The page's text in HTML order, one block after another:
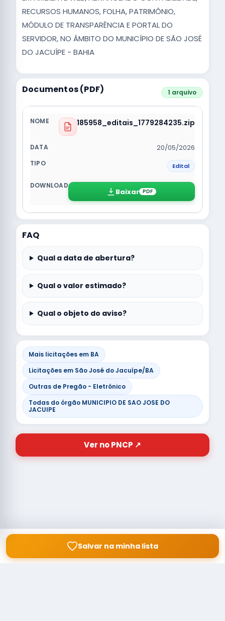
RECURSOS HUMANOS, FOLHA, PATRIMÔNIO,
MÓDULO DE TRANSPARÊNCIA E PORTAL DO
SERVIDOR, NO ÂMBITO DO MUNICÍPIO DE SÃO JOSÉ
DO JACUÍPE - BAHIA
Documentos (PDF) 1 arquivo
185958_editais_1779284235.zip
20/05/2026
Edital
Baixar PDF
FAQ
Qual a data de abertura?
Qual o valor estimado?
Qual o objeto do aviso?
Mais licitações em BA
Licitações em São José do Jacuípe/BA
Outras de Pregão - Eletrônico
Todas do órgão MUNICIPIO DE SAO JOSE DO
JACUIPE
Ver no PNCP ↗
Salvar na minha lista